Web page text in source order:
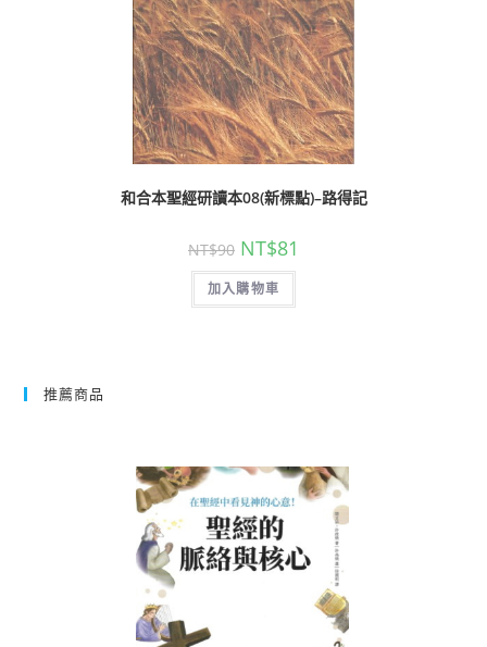
和合本聖經研讀本08(新標點)–路得記
NT$90 NT$81
加入購物車
推薦商品